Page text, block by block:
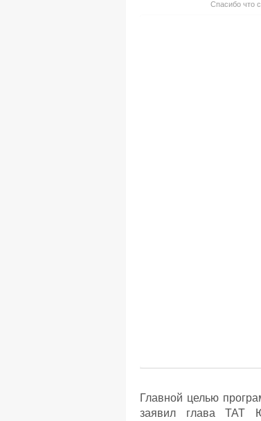
Спасибо что
Главной целью
заявил глава TAT